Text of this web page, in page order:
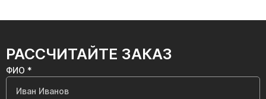
РАССЧИТАЙТЕ ЗАКАЗ
ФИО *